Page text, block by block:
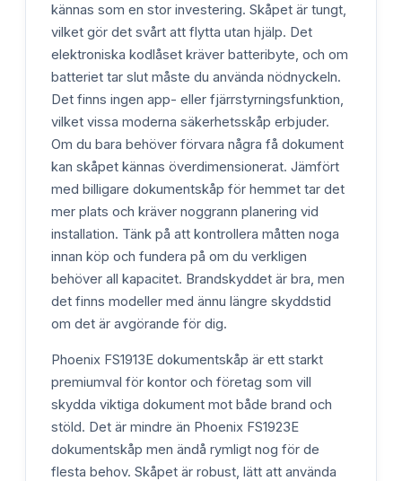
kännas som en stor investering. Skåpet är tungt,
vilket gör det svårt att flytta utan hjälp. Det
elektroniska kodlåset kräver batteribyte, och om
batteriet tar slut måste du använda nödnyckeln.
Det finns ingen app- eller fjärrstyrningsfunktion,
vilket vissa moderna säkerhetsskåp erbjuder.
Om du bara behöver förvara några få dokument
kan skåpet kännas överdimensionerat. Jämfört
med billigare dokumentskåp för hemmet tar det
mer plats och kräver noggrann planering vid
installation. Tänk på att kontrollera måtten noga
innan köp och fundera på om du verkligen
behöver all kapacitet. Brandskyddet är bra, men
det finns modeller med ännu längre skyddstid
om det är avgörande för dig.
Phoenix FS1913E dokumentskåp är ett starkt
premiumval för kontor och företag som vill
skydda viktiga dokument mot både brand och
stöld. Det är mindre än Phoenix FS1923E
dokumentskåp men ändå rymligt nog för de
flesta behov. Skåpet är robust, lätt att använda